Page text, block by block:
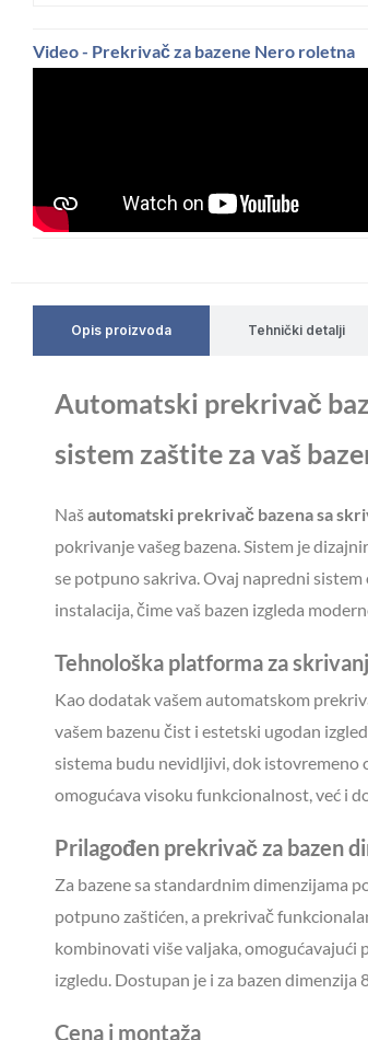
Video - Prekrivač za bazene Nero roletna
Opis proizvoda Tehnički detalji
Automatski prekrivač
sistem zaštite za vaš
Našautomatski prekrivač bazena sa
pokrivanje vašeg bazena. Sistem je
se potpuno sakriva. Ovaj napredni
instalacija, čime vaš bazen izgleda
Tehnološka platforma za
Kao dodatak vašem automatskom
vašem bazenu čist i estetski ugodan
sistema budu nevidljivi, dok istovremeno
omogućava visoku funkcionalnost, već i
Prilagođen prekrivač za bazen
Za bazene sa standardnim dimenzijama
potpuno zaštićen, a prekrivač
kombinovati više valjaka,
izgledu. Dostupan je i za bazen dimenzija
Cena i montaža